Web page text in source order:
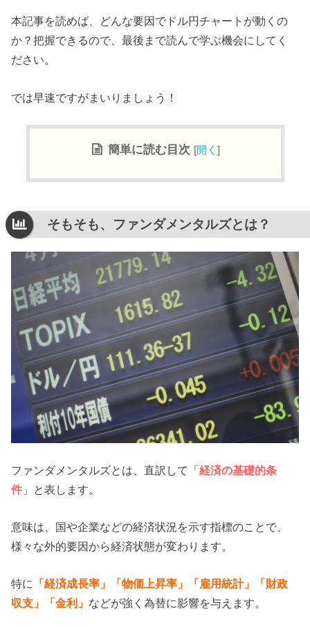
本記事を読めば、どんな要因でドル円チャートが動くの
か？把握できるので、最後まで読んで学ぶ機会にしてく
ださい。
では早速ですがまいりましょう！
簡単に読む目次 [開く ]
そもそも、ファンダメンタルズとは？
ファンダメンタルズとは、直訳して「経済の基礎的条
件 」と表します。
意味は、国や企業などの経済状況を示す指標のことで、
様々な外的要因から経済状態が変わります。
特に
「経済成長率」「物価上昇率」「雇用統計」「財政
収支」「金利」 などが強く為替に影響を与えます。